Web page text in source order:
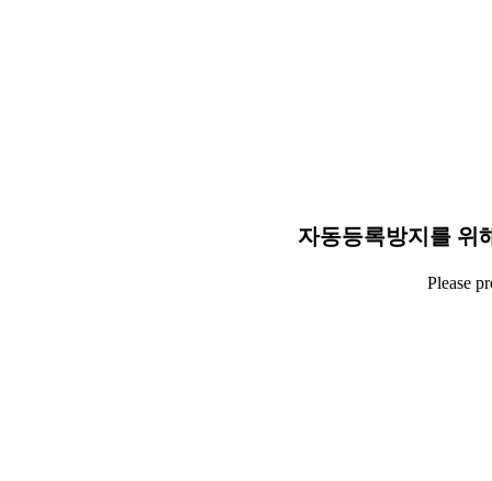
자동등록방지를 위
Please